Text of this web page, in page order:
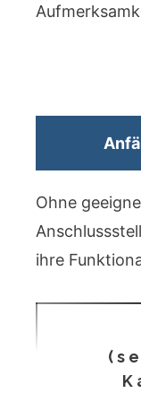
Ohne
ihre